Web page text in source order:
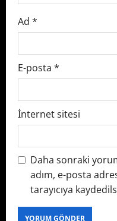
Ad *
E-posta *
İnternet sitesi
Daha sonraki
adım, e-posta
tarayıcıya